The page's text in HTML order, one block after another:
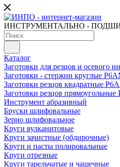
ИНСТРУМЕНТАЛЬНО -
Каталог
Заготовки для резцов и осевого
Заготовки - стержни круглые
Заготовки резцов квадратные
Заготовки резцов
Инструмент абразивный
Бруски шлифовальные
Зерно шлифовальное
Круги вулканитовые
Круги зачистные (обдирочные)
Круги и пасты полировальные
Круги отрезные
Круги тарельчатые и чашечные